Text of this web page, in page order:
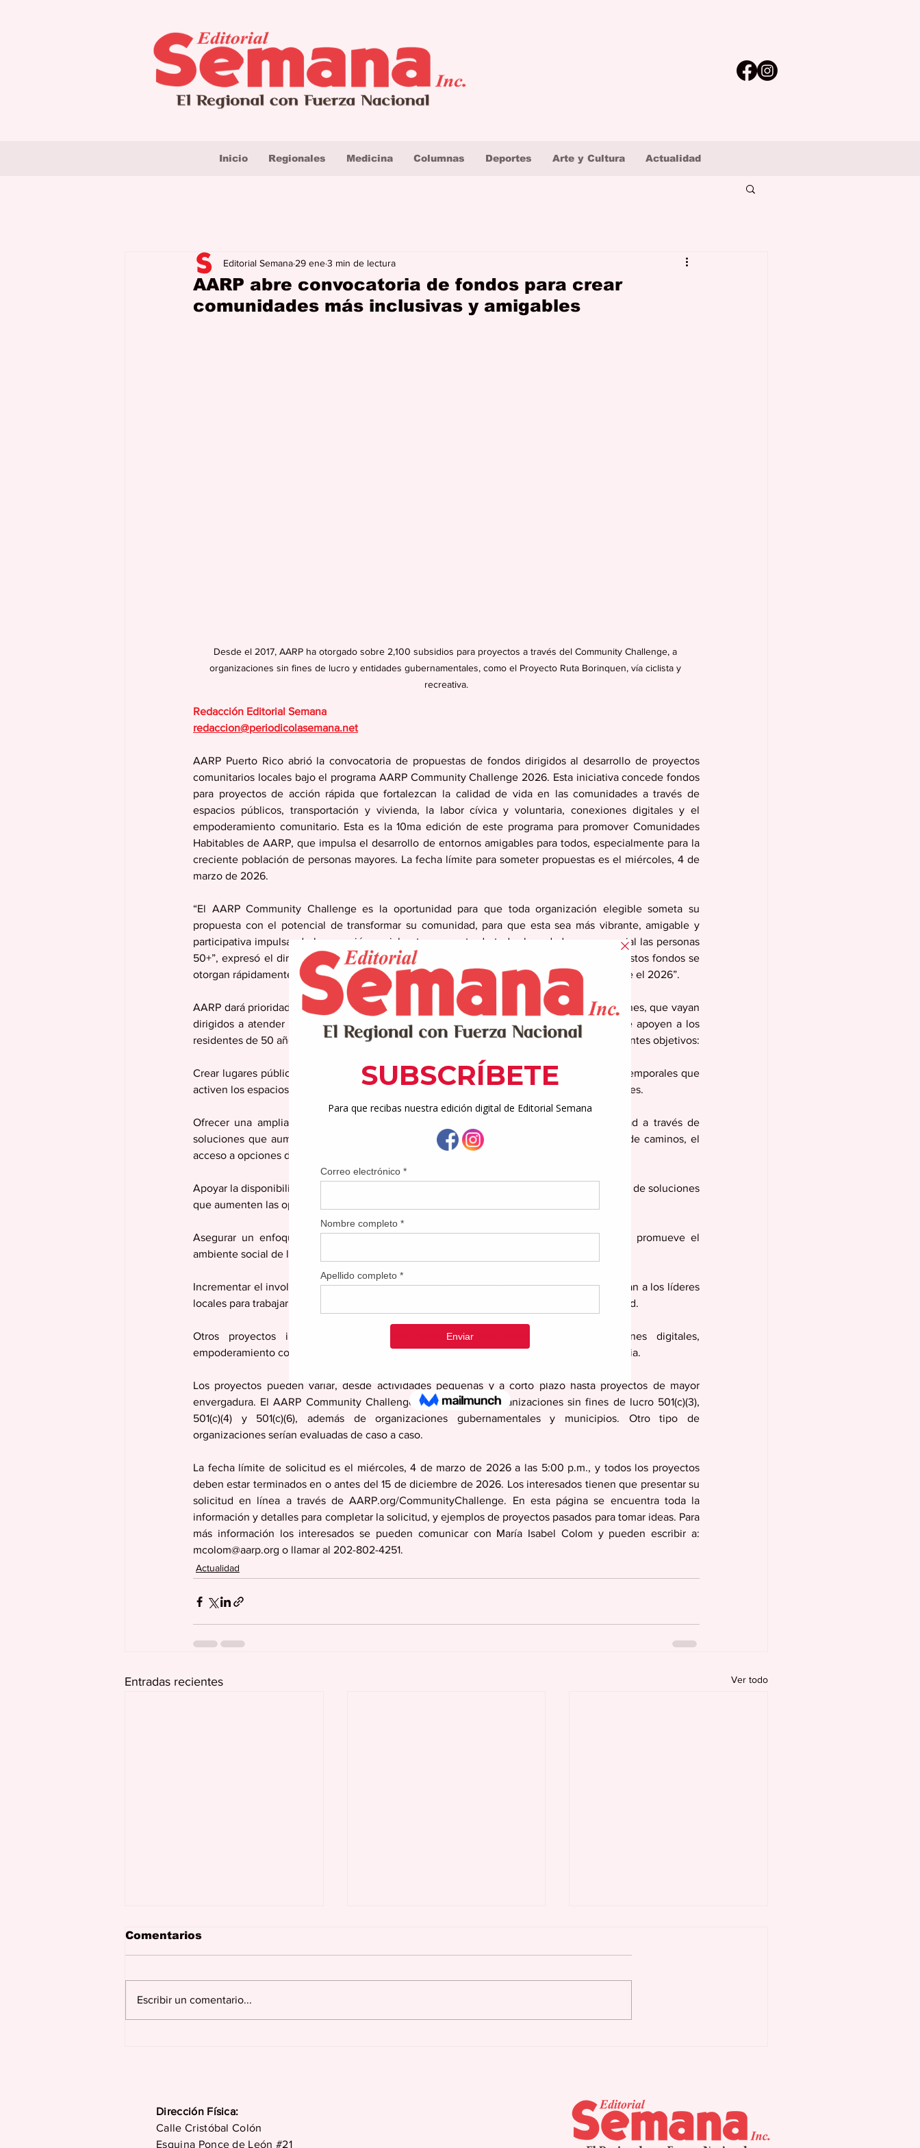
Inicio Regionales Medicina Columnas Deportes Arte y Cultura Actualidad
AARP abre convocatoria de fondos para crear
comunidades más inclusivas y amigables
Editorial Semana 29 ene3 min de lectura
Desde el 2017, AARP ha otorgado sobre 2,100 subsidios para proyectos a través del Community Challenge, a
organizaciones sin fines de lucro y entidades gubernamentales, como el Proyecto Ruta Borinquen, vía ciclista y
recreativa.
Redacción Editorial Semana
redaccion@periodicolasemana.net
AARP Puerto Rico abrió la convocatoria de propuestas de fondos dirigidos al desarrollo de proyectos
comunitarios locales bajo el programa AARP Community Challenge 2026. Esta iniciativa concede fondos
para proyectos de acción rápida que fortalezcan la calidad de vida en las comunidades a través de
espacios públicos, transportación y vivienda, la labor cívica y voluntaria, conexiones digitales y el
empoderamiento comunitario. Esta es la 10ma edición de este programa para promover Comunidades
Habitables de AARP, que impulsa el desarrollo de entornos amigables para todos, especialmente para la
creciente población de personas mayores. La fecha límite para someter propuestas es el miércoles, 4 de
marzo de 2026.
“El AARP Community Challenge es la oportunidad para que toda organización elegible someta su
propuesta con el potencial de transformar su comunidad, para que esta sea más vibrante, amigable y
participativa impulsando la conexión social entre su gente de todas las edades, en especial las personas
50+”, expresó el director estatal de AARP PR, José R. Acarón. Asimismo, adelantó que “estos fondos se
otorgan rápidamente en verano con el fin de que el proyecto se complete antes que finalice el 2026”.
AARP dará prioridad a proyectos que promuevan la inclusividad de las diferentes poblaciones, que vayan
dirigidos a atender disparidades sociales, que involucren directamente a voluntarios, que apoyen a los
residentes de 50 años o más, y que tengan como propósito lograr uno o varios de los siguientes objetivos:
Crear lugares públicos vibrantes en la comunidad a través de soluciones permanentes o temporales que
activen los espacios abiertos, mejoren los parques y mejoren el acceso a ciertas comodidades.
Ofrecer una amplia variedad de opciones de transporte y conectividad en la comunidad a través de
soluciones que aumenten la capacidad de caminar o andar en bicicleta, los indicadores de caminos, el
acceso a opciones de transporte y las mejoras de las carreteras.
Apoyar la disponibilidad de una variedad de opciones de vivienda en la comunidad a través de soluciones
que aumenten las opciones de viviendas accesibles y asequibles.
Asegurar un enfoque en la diversidad, equidad e inclusión, a la vez que se mejora y promueve el
ambiente social de la comunidad.
Incrementar el involucramiento cívico mediante proyectos innovadores y tangibles que unan a los líderes
locales para trabajar retos comunes y facilitar un mayor sentido de inclusión en la comunidad.
Otros proyectos innovadores, incluyendo iniciativas que promuevan las conexiones digitales,
empoderamiento comunitario en las áreas de la salud y economía, y la resiliencia comunitaria.
Los proyectos pueden variar, desde actividades pequeñas y a corto plazo hasta proyectos de mayor
envergadura. El AARP Community Challenge está abierto a organizaciones sin fines de lucro 501(c)(3),
501(c)(4) y 501(c)(6), además de organizaciones gubernamentales y municipios. Otro tipo de
organizaciones serían evaluadas de caso a caso.
La fecha límite de solicitud es el miércoles, 4 de marzo de 2026 a las 5:00 p.m., y todos los proyectos
deben estar terminados en o antes del 15 de diciembre de 2026. Los interesados tienen que presentar su
solicitud en línea a través de AARP.org/CommunityChallenge. En esta página se encuentra toda la
información y detalles para completar la solicitud, y ejemplos de proyectos pasados para tomar ideas. Para
más información los interesados se pueden comunicar con María Isabel Colom y pueden escribir a:
mcolom@aarp.org o llamar al 202-802-4251.
Actualidad
Entradas recientes Ver todo
Comentarios
Escribir un comentario...
Dirección Física:
Calle Cristóbal Colón
Esquina Ponce de León #21